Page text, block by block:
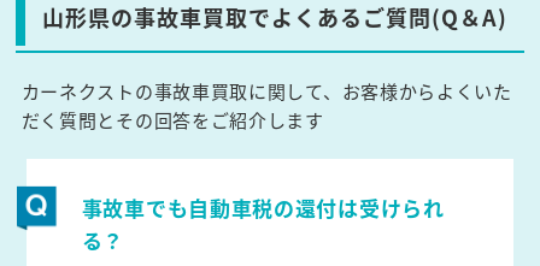
山形県の事故車買取でよくあるご質問(Q＆A)
カーネクストの事故車買取に関して、お客様からよくいた
だく質問とその回答をご紹介します
事故車でも自動車税の還付は受けられ
る？